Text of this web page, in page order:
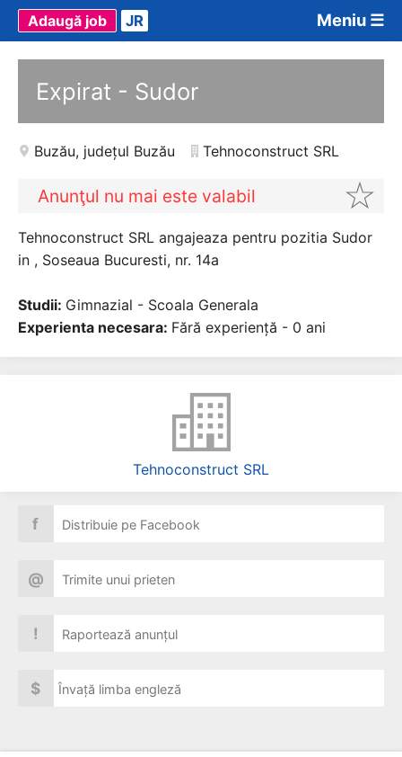
Meniu ☰
Adaugă job JR
Expirat - Sudor
Buzău, județul Buzău Tehnoconstruct SRL
Anunţul nu mai este valabil
Tehnoconstruct SRL angajeaza pentru pozitia Sudor
in , Soseaua Bucuresti, nr. 14a
Studii: Gimnazial - Scoala Generala
Experienta necesara: Fără experiență - 0 ani
Tehnoconstruct SRL
f Distribuie pe Facebook
@ Trimite unui prieten
! Raportează anunțul
$ Învață limba engleză